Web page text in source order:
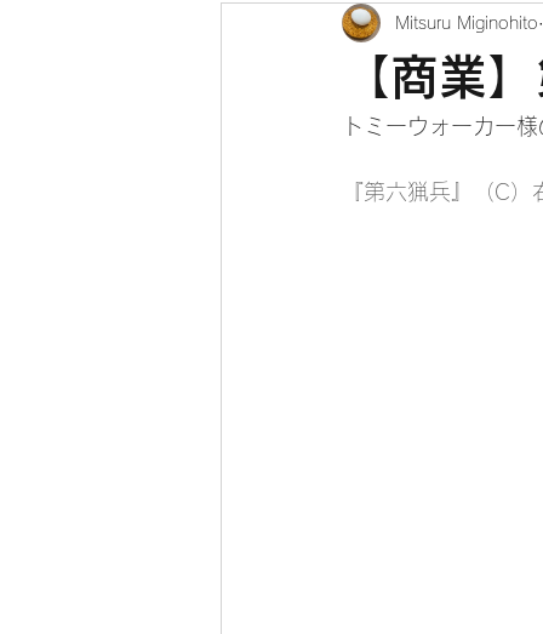
【商業
Mitsuru Miginohito
トミーウォーカー
『第六猟兵』（C